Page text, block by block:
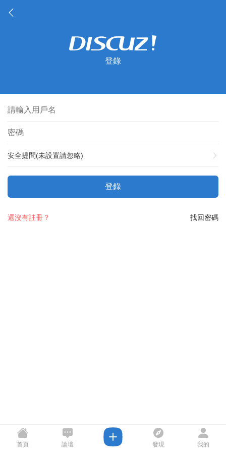
登錄
安全提問(未設置請忽略)
登錄
找回密碼
還沒有註冊？
首頁 論壇 發現 我的